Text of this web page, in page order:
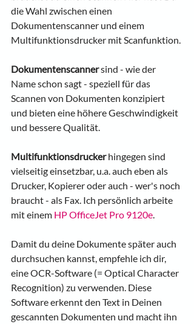
die Wahl zwischen einen
Dokumentenscanner und einem
Multifunktionsdrucker mit Scanfunktion.
Dokumentenscanner sind - wie der
Name schon sagt - speziell für das
Scannen von Dokumenten konzipiert
und bieten eine höhere Geschwindigkeit
und bessere Qualität.
Multifunktionsdrucker hingegen sind
vielseitig einsetzbar, u.a. auch eben als
Drucker, Kopierer oder auch - wer's noch
braucht - als Fax. Ich persönlich arbeite
mit einem HP OfficeJet Pro 9120e
Damit du deine Dokumente später auch
durchsuchen kannst, empfehle ich dir,
eine OCR-Software (= Optical Character
Recognition) zu verwenden. Diese
Software erkennt den Text in Deinen
gescannten Dokumenten und macht ihn